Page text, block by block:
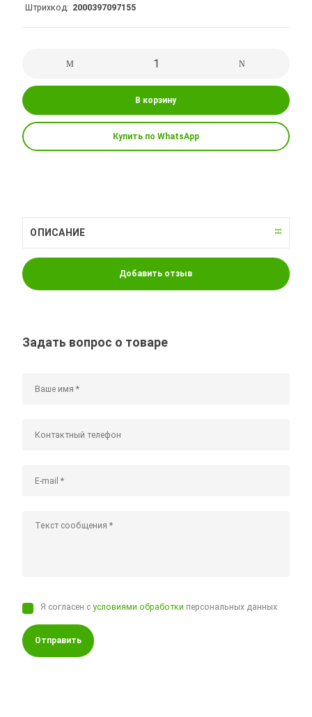
Штрихкод 2000397097155
В корзину
Купить по WhatsApp
ОПИСАНИЕ
Добавить отзыв
Задать вопрос о товаре
Я согласен сусловиями обработки персональных данных
Отправить